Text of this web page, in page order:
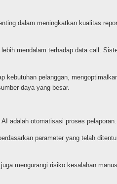
dalam meningkatkan kualitas
mendalam terhadap data call.
kebutuhan pelanggan,
daya yang besar.
adalah otomatisasi proses
parameter yang telah
mengurangi risiko kesalahan